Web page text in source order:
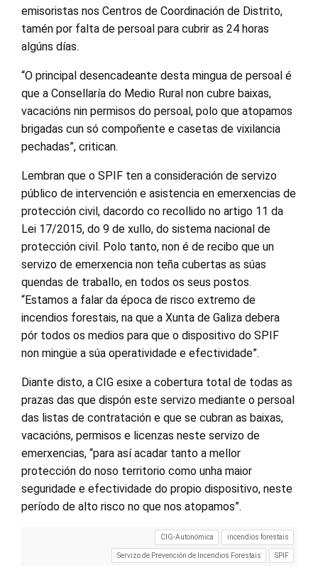
emisoristas nos Centros de Coordinación de Distrito,
tamén por falta de persoal para cubrir as 24 horas
algúns días.
“O principal desencadeante desta mingua de persoal é
que a Consellaría do Medio Rural non cubre baixas,
vacacións nin permisos do persoal, polo que atopamos
brigadas cun só compoñente e casetas de vixilancia
pechadas”, critican.
Lembran que o SPIF ten a consideración de servizo
público de intervención e asistencia en emerxencias de
protección civil, dacordo co recollido no artigo 11 da
Lei 17/2015, do 9 de xullo, do sistema nacional de
protección civil. Polo tanto, non é de recibo que un
servizo de emerxencia non teña cubertas as súas
quendas de traballo, en todos os seus postos.
“Estamos a falar da época de risco extremo de
incendios forestais, na que a Xunta de Galiza debera
pór todos os medios para que o dispositivo do SPIF
non mingüe a súa operatividade e efectividade”.
Diante disto, a CIG esixe a cobertura total de todas as
prazas das que dispón este servizo mediante o persoal
das listas de contratación e que se cubran as baixas,
vacacións, permisos e licenzas neste servizo de
emerxencias, “para así acadar tanto a mellor
protección do noso territorio como unha maior
seguridade e efectividade do propio dispositivo, neste
período de alto risco no que nos atopamos”.
CIG-Autonómica incendios forestais
Servizo de Prevención de Incendios Forestais SPIF